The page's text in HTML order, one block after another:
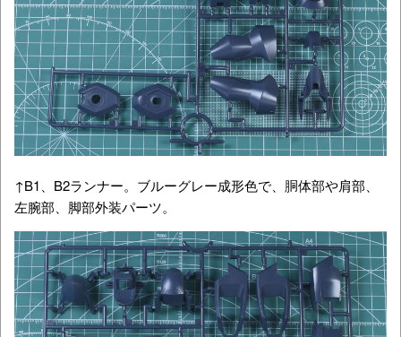
↑B1、B2ランナー。ブルーグレー成形色で、胴体部や肩部、
左腕部、脚部外装パーツ。